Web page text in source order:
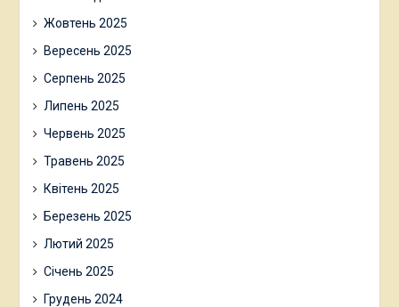
Жовтень 2025
Вересень 2025
Серпень 2025
Липень 2025
Червень 2025
Травень 2025
Квітень 2025
Березень 2025
Лютий 2025
Січень 2025
Грудень 2024